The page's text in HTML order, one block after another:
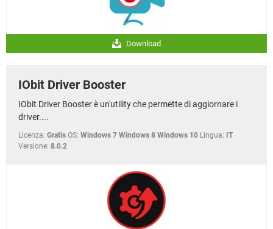
Download
IObit Driver Booster
IObit Driver Booster è un'utility che permette di aggiornare i
driver....
Licenza: Gratis OS: Windows 7 Windows 8 Windows 10 Lingua: IT
Versione: 8.0.2